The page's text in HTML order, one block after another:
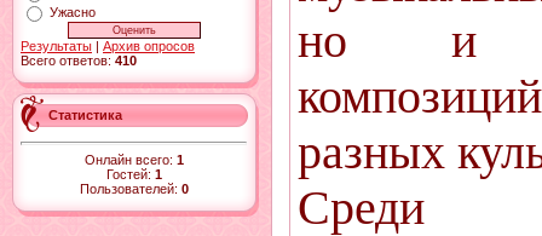
Ужасно
Результаты | Архив опросов
Всего ответов: 410
Статистика
Онлайн всего: 1
Гостей: 1
Пользователей: 0
но и
разных
Среди